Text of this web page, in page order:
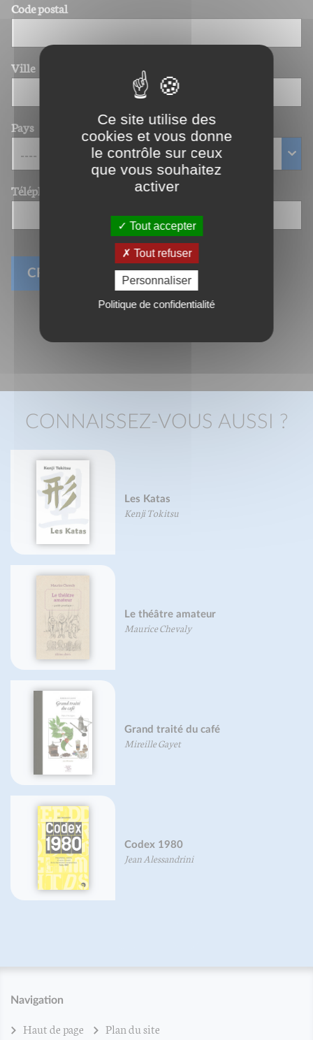
Code postal
Ville
Pays
Téléphone
CONNAISSEZ-VOUS AUSSI ?
Les Katas
Kenji Tokitsu
Le théâtre amateur
Maurice Chevaly
Grand traité du café
Mireille Gayet
Codex 1980
Jean Alessandrini
Navigation
Haut de page
Plan du site
Ce site utilise des
cookies et vous donne
le contrôle sur ceux
que vous souhaitez
activer
Tout accepter
Tout refuser
Personnaliser
Politique de confidentialité